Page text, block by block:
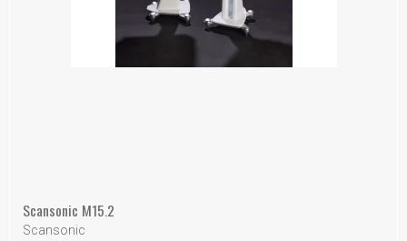
Scansonic M15.2
Scansonic